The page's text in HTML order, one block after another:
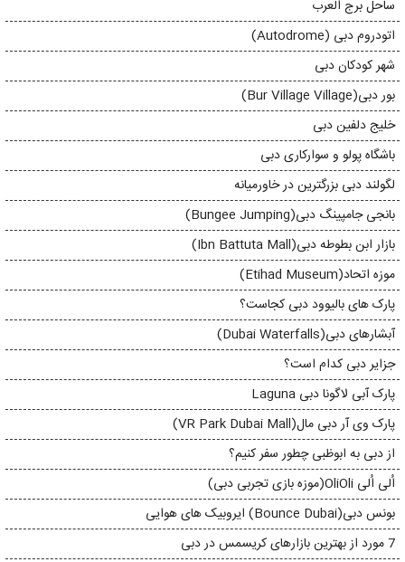
ساحل برج العرب
اتودروم دبی (Autodrome)
شهر کودکان دبی
بور دبی(Bur Village Village)
خلیج دلفین دبی
باشگاه پولو و سوارکاری دبی
لگولند دبی بزرگترین در خاورمیانه
بانجی جامپینگ دبی(Bungee Jumping)
بازار ابن بطوطه دبی(Ibn Battuta Mall)
موزه اتحاد(Etihad Museum)
پارک های بالیوود دبی کجاست؟
آبشارهای دبی(Dubai Waterfalls)
جزایر دبی کدام است؟
پارک آبی لاگونا دبی Laguna
پارک وی آر دبی مال(VR Park Dubai Mall)
از دبی به ابوظبی چطور سفر کنیم؟
اُلی اُلی OliOli(موزه بازی تجربی دبی)
بونس دبی(Bounce Dubai) ایروبیک های هوایی
7 مورد از بهترین بازارهای کریسمس در دبی